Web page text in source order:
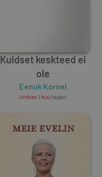
Kuldset keskteed ei
ole
Eenok Kornel
Umbes 1 kuutagasi